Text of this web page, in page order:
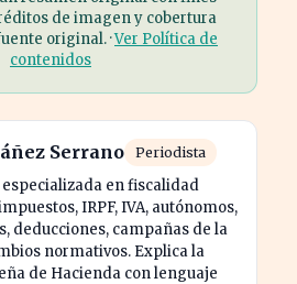
de imagen y cobertura
original. ·Ver Política de
contenidos
Serrano Periodista
en fiscalidad
IRPF, IVA, autónomos,
deducciones, campañas de la
normativos. Explica la
de Hacienda con lenguaje